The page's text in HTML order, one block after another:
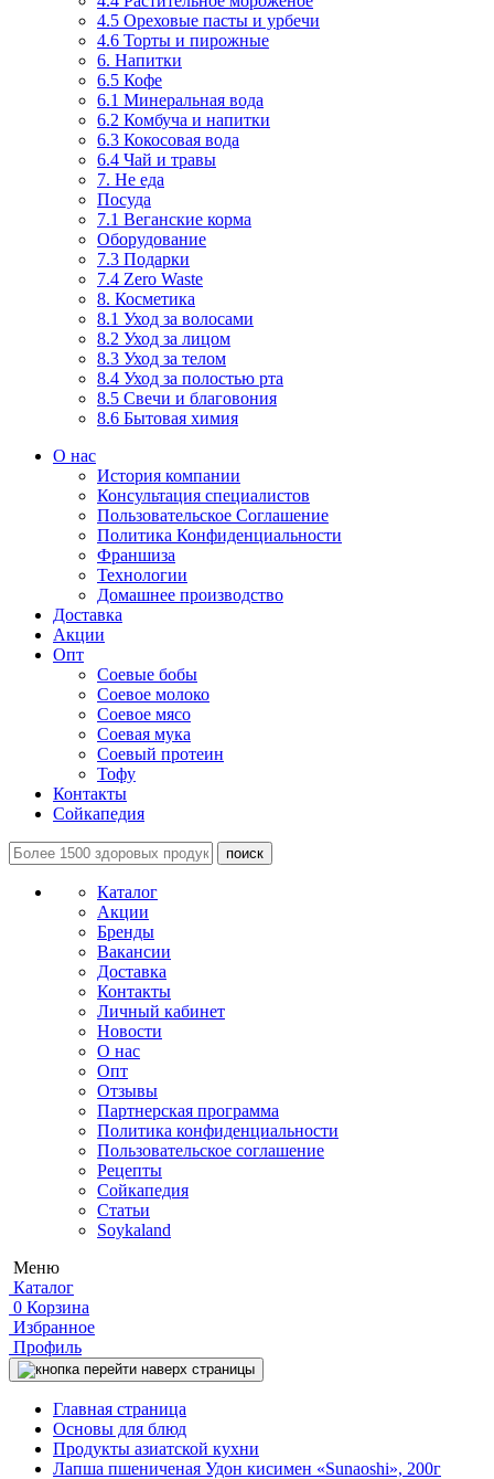
4.5 Ореховые пасты и урбечи
4.6 Торты и пирожные
6. Напитки
6.5 Кофе
6.1 Минеральная вода
6.2 Комбуча и напитки
6.3 Кокосовая вода
6.4 Чай и травы
7. Не еда
Посуда
7.1 Веганские корма
Оборудование
7.3 Подарки
7.4 Zero Waste
8. Косметика
8.1 Уход за волосами
8.2 Уход за лицом
8.3 Уход за телом
8.4 Уход за полостью рта
8.5 Свечи и благовония
8.6 Бытовая химия
О нас
История компании
Консультация специалистов
Пользовательское Соглашение
Политика Конфиденциальности
Франшиза
Технологии
Домашнее производство
Доставка
Акции
Опт
Соевые бобы
Соевое молоко
Соевое мясо
Соевая мука
Соевый протеин
Тофу
Контакты
Сойкапедия
поиск
Каталог
Акции
Бренды
Вакансии
Доставка
Контакты
Личный кабинет
Новости
О нас
Опт
Отзывы
Партнерская программа
Политика конфиденциальности
Пользовательское соглашение
Рецепты
Сойкапедия
Статьи
Soykaland
Меню
Каталог
0 Корзина
Избранное
Профиль
Главная страница
Основы для блюд
Продукты азиатской кухни
Лапша пшениченая Удон кисимен «Sunaoshi», 200г